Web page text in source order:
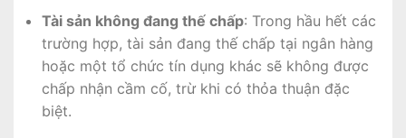
Tài sản không đang thế chấp: Trong hầu hết các
trường hợp, tài sản đang thế chấp tại ngân hàng
hoặc một tổ chức tín dụng khác sẽ không được
chấp nhận cầm cố, trừ khi có thỏa thuận đặc
biệt.